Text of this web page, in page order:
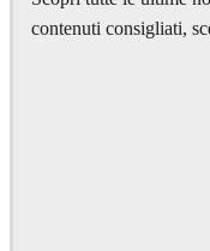
contenuti consigliati,